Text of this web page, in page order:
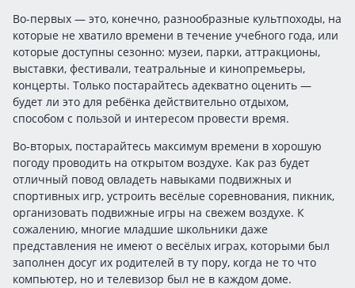
Во-первых — это, конечно, разнообразные культпоходы, на
которые не хватило времени в течение учебного года, или
которые доступны сезонно: музеи, парки, аттракционы,
выставки, фестивали, театральные и кинопремьеры,
концерты. Только постарайтесь адекватно оценить —
будет ли это для ребёнка действительно отдыхом,
способом с пользой и интересом провести время.
Во-вторых, постарайтесь максимум времени в хорошую
погоду проводить на открытом воздухе. Как раз будет
отличный повод овладеть навыками подвижных и
спортивных игр, устроить весёлые соревнования, пикник,
организовать подвижные игры на свежем воздухе. К
сожалению, многие младшие школьники даже
представления не имеют о весёлых играх, которыми был
заполнен досуг их родителей в ту пору, когда не то что
компьютер, но и телевизор был не в каждом доме.